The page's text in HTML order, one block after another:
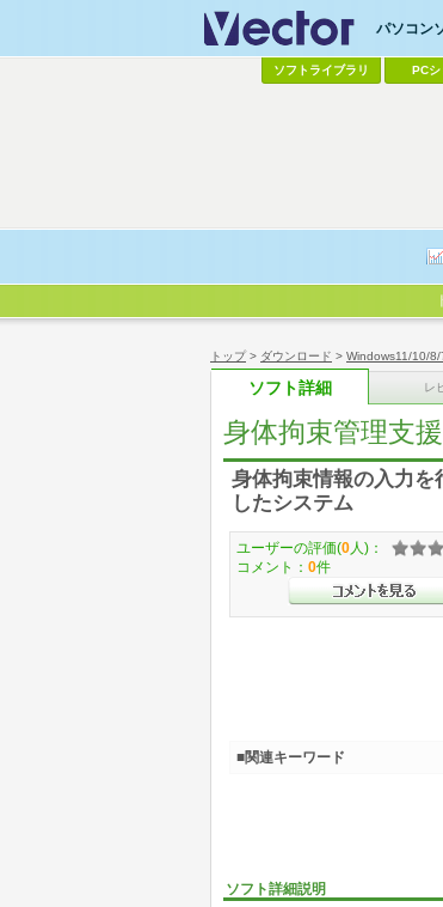
トップ> ダウンロード > Windows11/10/
ソフト詳細 レ
身体拘束管理支
身体拘束情報の入力を
したシステム
ソフト詳細説明
ユーザーの評価(0 人)：
コメント： 0件
■関連キーワード
パソコン
ソフトライブラリ PCシ